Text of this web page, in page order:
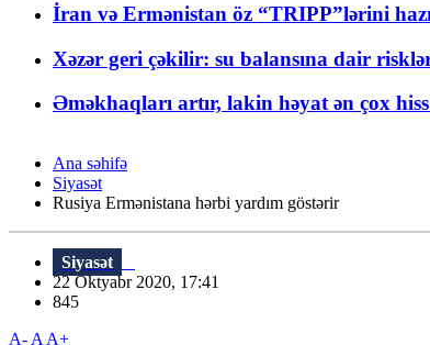
İran və Ermənistan öz “TRIPP”lərini
Xəzər geri çəkilir: su balansına dair
Əməkhaqları artır, lakin həyat ən çox
Ana səhifə
Siyasət
Rusiya Ermənistana hərbi yardım göstərir
Siyasət
22 Oktyabr 2020, 17:41
845
A- A A+